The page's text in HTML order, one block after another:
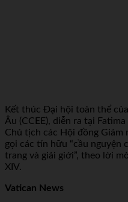
Kết thúc Đại hội toàn thể
Âu (CCEE), diễn ra tại
Chủ tịch các Hội đồng Giám
gọi các tín hữu “cầu nguyện
trang và giải giới”, theo lời
XIV.
Vatican News